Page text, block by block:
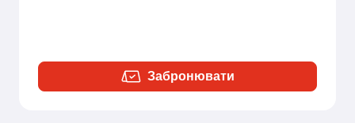
Забронювати